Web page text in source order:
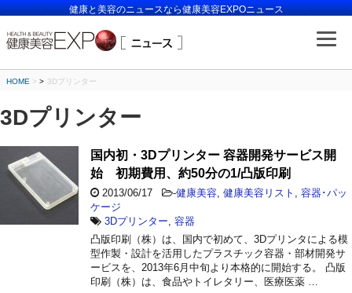
健康と美容のニュースなら健康美容EXPOニュース
HOME > 3Dプリンター
3Dプリンター
国内初・3Dプリンター 容器開発サービス開
始 初期費用、約50分の1/凸版印刷
2013/06/17 -健康美容 健康美容リスト
容器･パッ
ケージ
3Dプリンター 容器
凸版印刷（株）は、国内で初めて、3Dプリンタによる模
型作製・設計を活用したプラスチック容器・部材開発サ
ービスを、2013年6月中旬より本格的に開始する。 凸版
印刷（株）は、食品やトイレタリー、医療医薬 …